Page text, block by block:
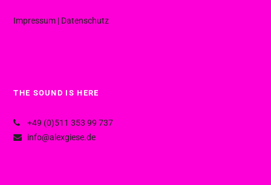
Impressum | Datenschutz
THE SOUND IS HERE
+49 (0)511 353 99 737
info@alexgiese.de